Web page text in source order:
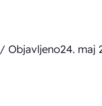
/ Objavljeno24. maj